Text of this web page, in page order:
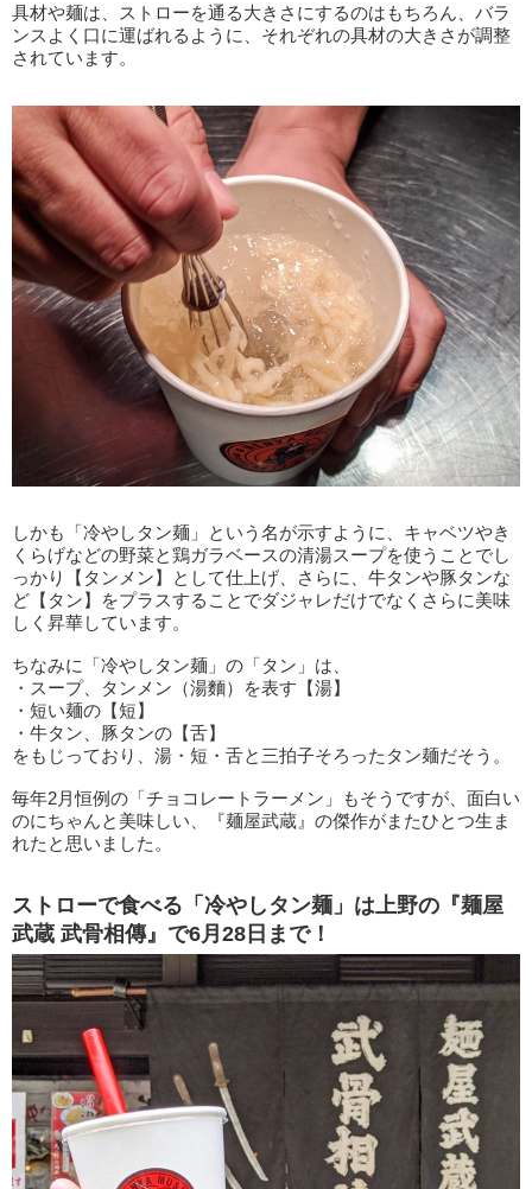
具材や麺は、ストローを通る大きさにするのはもちろん、バラ
ンスよく口に運ばれるように、それぞれの具材の大きさが調整
されています。
しかも「冷やしタン麺」という名が示すように、キャベツやき
くらげなどの野菜と鶏ガラベースの清湯スープを使うことでし
っかり【タンメン】として仕上げ、さらに、牛タンや豚タンな
ど【タン】をプラスすることでダジャレだけでなくさらに美味
しく昇華しています。
ちなみに「冷やしタン麺」の「タン」は、
・スープ、タンメン（湯麵）を表す【湯】
・短い麺の【短】
・牛タン、豚タンの【舌】
をもじっており、湯・短・舌と三拍子そろったタン麺だそう。
毎年2月恒例の「チョコレートラーメン」もそうですが、面白い
のにちゃんと美味しい、『麺屋武蔵』の傑作がまたひとつ生ま
れたと思いました。
ストローで食べる「冷やしタン麺」は上野の『麺屋
武蔵 武骨相傳』で6月28日まで！